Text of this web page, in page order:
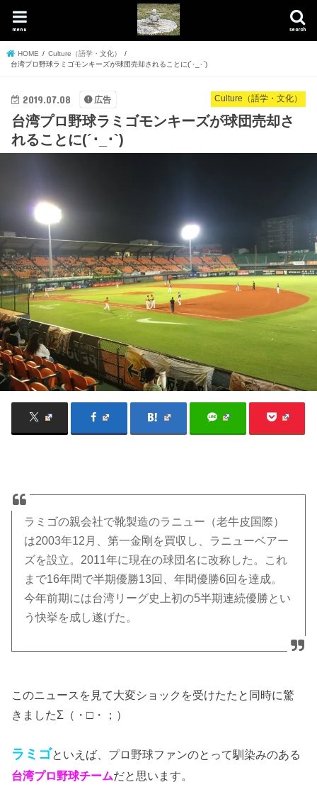
search
menu
HOME
Culture（語学・文化）
台湾プロ野球ラミゴモンキーズが球団売却されることに(´･_･`)
Culture（語学・文化）
2019.07.08 広告
台湾プロ野球ラミゴモンキーズが球団売却さ
れることに(´･_･`)
ラミゴの親会社で靴製造のラニュー（老牛皮国際）
は2003年12月、第一金剛を買収し、ラニューベアー
ズを設立。2011年に現在の球団名に改称した。これ
まで16年間で半期優勝13回、年間優勝6回を達成。
今年前期には台湾リーグ史上初の5半期連続優勝とい
う快挙を成し遂げた。
このニュースを見て大変ショックを受けたたと同時に驚
きましたΣ（・□・；）
ラミゴといえば、プロ野球ファンのとって馴染みのある
台湾プロ野球チームだと思います。